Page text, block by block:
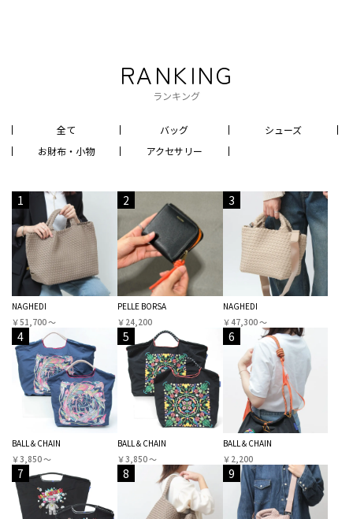
RANKING
ランキング
全て バッグ
シューズ
お財布・小物
アクセサリー
1
NAGHEDI
￥51,700 〜
2
PELLE BORSA
￥24,200
3
NAGHEDI
￥47,300 〜
4
BALL＆CHAIN
￥3,850 〜
5
BALL＆CHAIN
￥3,850 〜
6
BALL＆CHAIN
￥2,200
7 8 9